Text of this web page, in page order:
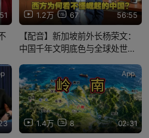
1.2万 67 56:55
【配音】新加坡前外长杨荣文：
中国千年文明底色与全球处世逻
1.4万 8 02:31
App